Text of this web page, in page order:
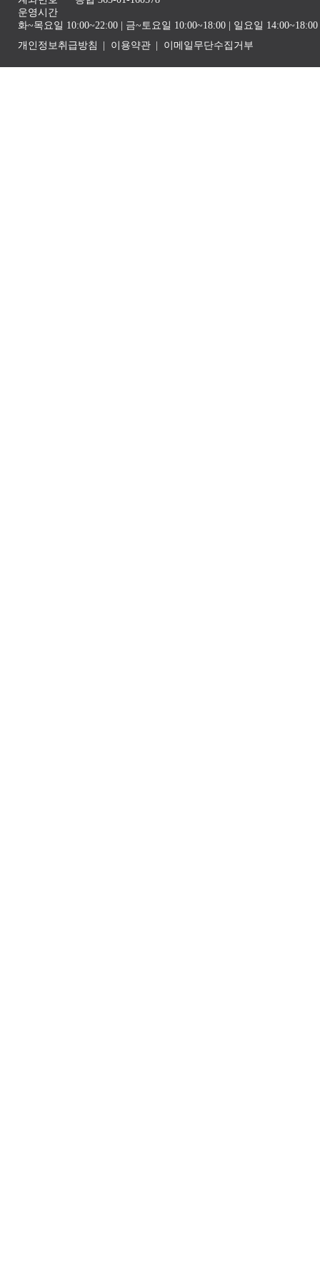
운영시간
화~목요일 10:00~22:00 | 금~토요일 10:00~18:00 | 일요일
개인정보취급방침
이용약관 이메일무단수집거부